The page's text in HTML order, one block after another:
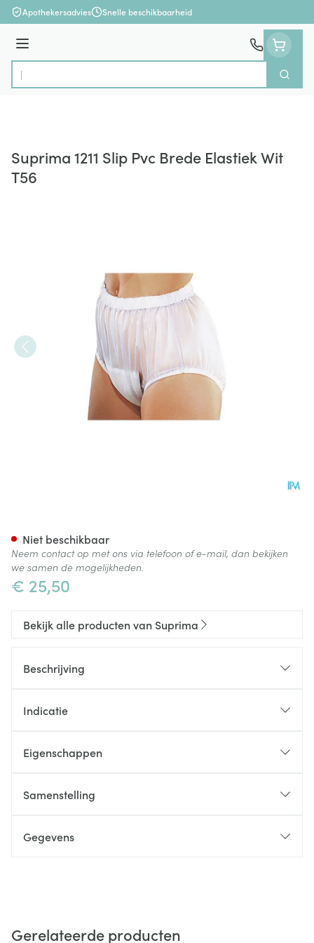
Ga naar de inhoud
Apothekersadvies Snelle beschikbaarheid
Menu
Product, merk, categorie...
Zoek
Suprima 1211 Slip Pvc Brede Elastiek Wit
T56
€ 25,50
Niet beschikbaar
Neem contact op met ons via telefoon of e-mail, dan bekijken
we samen de mogelijkheden.
Bekijk alle producten van Suprima
Beschrijving
Indicatie
Eigenschappen
Samenstelling
Gegevens
Gerelateerde producten